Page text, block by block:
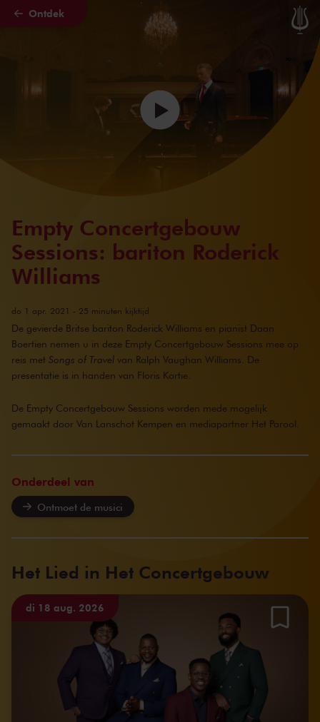
Naar hoofdcontent
Ontdek
Empty Concertgebouw
Sessions: bariton Roderick
Williams
do 1 apr. 2021 - 25 minuten kijktijd
De gevierde Britse bariton Roderick Williams en pianist Daan
Boertien nemen u in deze Empty Concertgebouw Sessions mee op
reis met Songs of Travel van Ralph Vaughan Williams. De
presentatie is in handen van Floris Kortie.
De Empty Concertgebouw Sessions worden mede mogelijk
gemaakt door Van Lanschot Kempen en mediapartner Het Parool
Onderdeel van
Ontmoet de musici
Het Lied in Het Concertgebouw
di 18 aug. 2026